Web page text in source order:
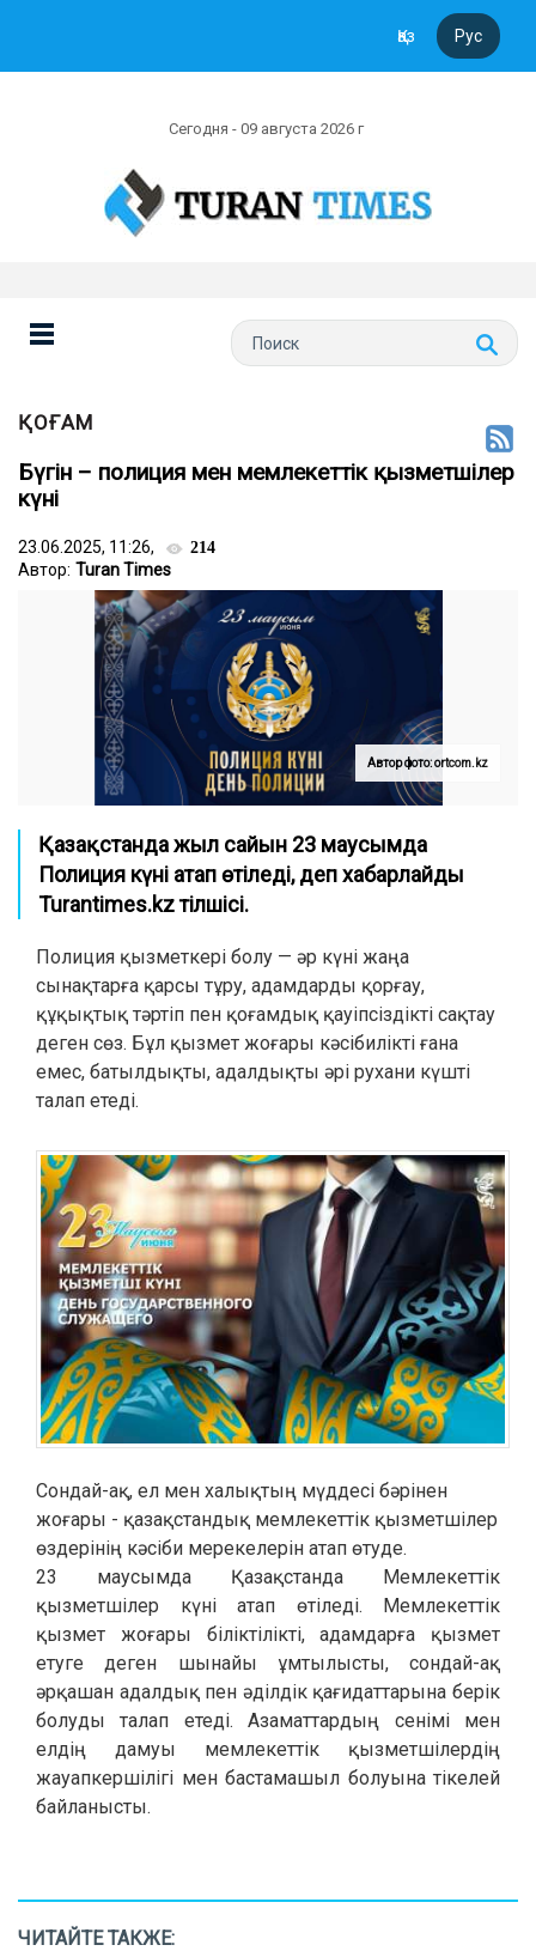
Қаз Рус
Сегодня - 09 августа 2026 г
ҚОҒАМ
Бүгін – полиция мен мемлекеттік қызметшілер
күні
23.06.2025, 11:26, 214
Автор: Turan Times
Автор фото: ortcom.kz
Қазақстанда жыл сайын 23 маусымда
Полиция күні атап өтіледі, деп хабарлайды
Turantimes.kz тілшісі.
Полиция қызметкері болу — әр күні жаңа
сынақтарға қарсы тұру, адамдарды қорғау,
құқықтық тәртіп пен қоғамдық қауіпсіздікті сақтау
деген сөз. Бұл қызмет жоғары кәсібилікті ғана
емес, батылдықты, адалдықты әрі рухани күшті
талап етеді.
Сондай-ақ, ел мен халықтың мүддесі бәрінен
жоғары - қазақстандық мемлекеттік қызметшілер
өздерінің кәсіби мерекелерін атап өтуде.
23 маусымда Қазақстанда Мемлекеттік
қызметшілер күні атап өтіледі. Мемлекеттік
қызмет жоғары біліктілікті, адамдарға қызмет
етуге деген шынайы ұмтылысты, сондай-ақ
әрқашан адалдық пен әділдік қағидаттарына берік
болуды талап етеді. Азаматтардың сенімі мен
елдің дамуы мемлекеттік қызметшілердің
жауапкершілігі мен бастамашыл болуына тікелей
байланысты.
ЧИТАЙТЕ ТАКЖЕ: